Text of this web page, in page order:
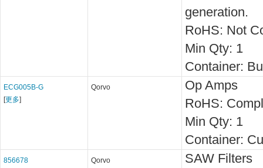
generation.
RoHS: Not
Min Qty: 1
Container:
ECG005B-G
[更多]
Qorvo
Op Amps
RoHS:
Min Qty: 1
Container:
856678
Qorvo
SAW Filters